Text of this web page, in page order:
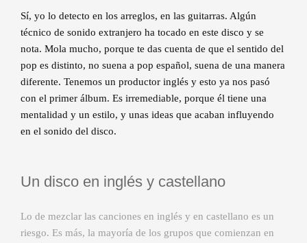
Sí, yo lo detecto en los arreglos, en las guitarras. Algún
técnico de sonido extranjero ha tocado en este disco y se
nota. Mola mucho, porque te das cuenta de que el sentido del
pop es distinto, no suena a pop español, suena de una manera
diferente. Tenemos un productor inglés y esto ya nos pasó
con el primer álbum. Es irremediable, porque él tiene una
mentalidad y un estilo, y unas ideas que acaban influyendo
en el sonido del disco.
Un disco en inglés y castellano
Lo de mezclar las canciones en inglés y en castellano es un
riesgo. Es más, la mayoría de los grupos que comienzan en